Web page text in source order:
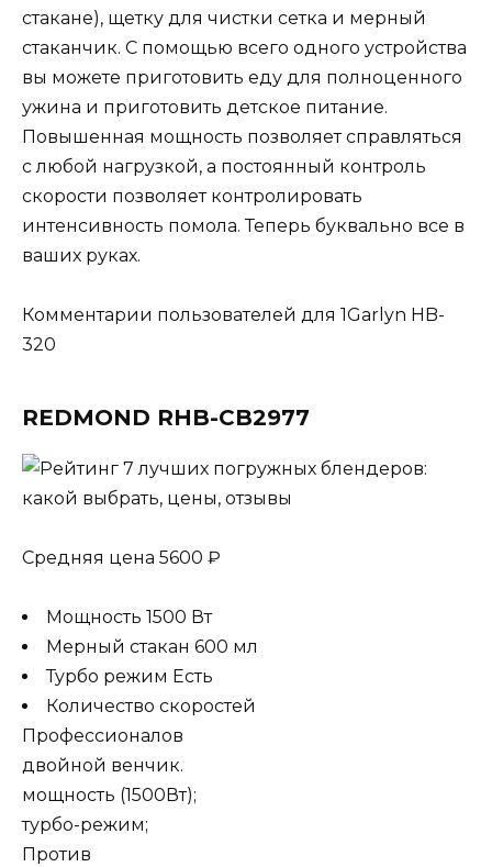
стакане), щетку для чистки сетка и мерный
стаканчик. С помощью всего одного устройства
вы можете приготовить еду для полноценного
ужина и приготовить детское питание.
Повышенная мощность позволяет справляться
с любой нагрузкой, а постоянный контроль
скорости позволяет контролировать
интенсивность помола. Теперь буквально все в
ваших руках.
Комментарии пользователей для 1Garlyn HB-
320
REDMOND RHB-CB2977
Средняя цена 5600 ₽
Мощность 1500 Вт
Мерный стакан 600 мл
Турбо режим Есть
Количество скоростей
Профессионалов
двойной венчик.
мощность (1500Вт);
турбо-режим;
Против